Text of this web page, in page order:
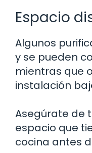
Espacio
Algunos
y se pueden
mientras que
instalación
Asegúrate de
espacio que
cocina antes